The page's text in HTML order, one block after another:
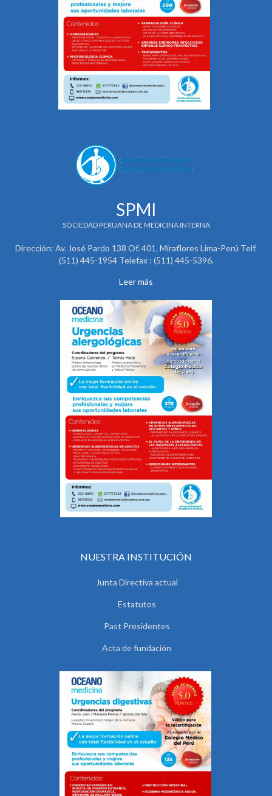
SPMI
SOCIEDAD PERUANA DE MEDICINA INTERNA
Dirección: Av. José Pardo 138 Of. 401. Miraflores Lima-Perú Telf.
(511) 445-1954 Telefax : (511) 445-5396.
Leer más
NUESTRA INSTITUCIÓN
Junta Directiva actual
Estatutos
Past Presidentes
Acta de fundación